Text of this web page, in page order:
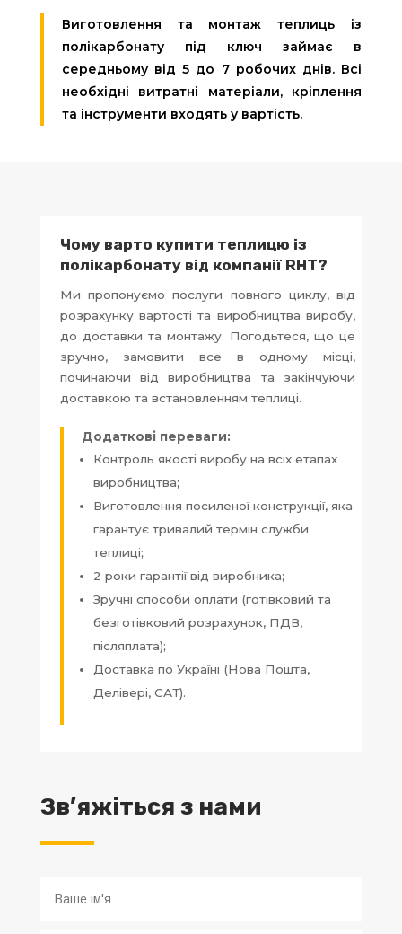
Виготовлення та монтаж теплиць із
полікарбонату під ключ займає в
середньому від 5 до 7 робочих днів. Всі
необхідні витратні матеріали, кріплення
та інструменти входять у вартість.
Чому варто купити теплицю із
полікарбонату від компанії RHT?
Ми пропонуємо послуги повного циклу, від
розрахунку вартості та виробництва виробу,
до доставки та монтажу. Погодьтеся, що це
зручно, замовити все в одному місці,
починаючи від виробництва та закінчуючи
доставкою та встановленням теплиці.
Додаткові переваги:
Контроль якості виробу на всіх етапах
виробництва;
Виготовлення посиленої конструкції, яка
гарантує тривалий термін служби
теплиці;
2 роки гарантії від виробника;
Зручні способи оплати (готівковий та
безготівковий розрахунок, ПДВ,
післяплата);
Доставка по Україні (Нова Пошта,
Делівері, САТ).
Зв’яжіться з нами